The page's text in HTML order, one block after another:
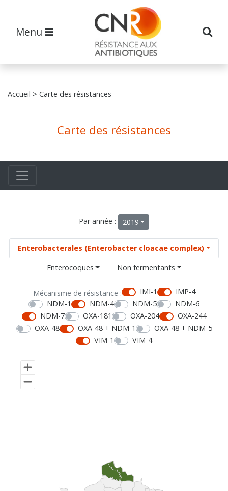
Menu
Accueil > Carte des résistances
Carte des résistances
Par année : 2019
Enterobacterales (Enterobacter cloacae complex)
Enterocoques
Non fermentants
Mécanisme de résistance : IMI-1
IMP-4
NDM-1
NDM-4 NDM-5
NDM-6
NDM-7
OXA-181 OXA-204
OXA-244
OXA-48
OXA-48 + NDM-1
OXA-48 + NDM-5
VIM-1
VIM-4